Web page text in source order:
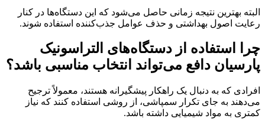
البته بهترین نتیجه زمانی حاصل می‌شود که این دستگاه‌ها در کنار
رعایت اصول بهداشتی و حذف عوامل جذب‌کننده استفاده شوند.
چرا استفاده از دستگاه‌های التراسونیک
پارسیان دافع می‌تواند انتخاب مناسبی باشد؟
افرادی که به دنبال یک راهکار پیشگیرانه هستند، معمولاً ترجیح
می‌دهند به جای تکرار سمپاشی، از روشی استفاده کنند که نیاز
کمتری به مواد شیمیایی داشته باشد.